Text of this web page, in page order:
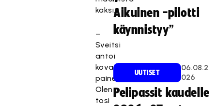
kaksi.
–
Sveitsi
antoi
kovaa
painetta.
Olen
tosi
Aikuinen -pilotti
käynnistyy”
UUTISET
06.08.2
026
Pelipassit kaudelle